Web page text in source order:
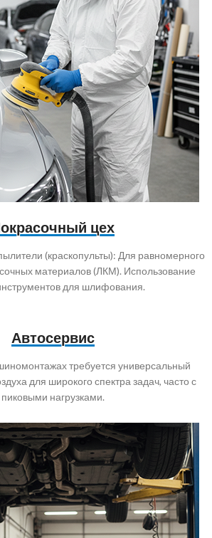
цех
(краскопульты): Для равномерного
материалов (ЛКМ). Использование
для шлифования.
Автосервис
требуется универсальный
для широкого спектра задач, часто с
пиковыми нагрузками.